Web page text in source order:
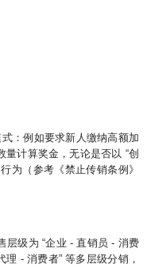
式：例如要求新人缴纳高额加
计算奖金，无论是否以 “创
为（参考《禁止传销条例》
层级为 “企业 - 直销员 - 消费
- 消费者” 等多层级分销，